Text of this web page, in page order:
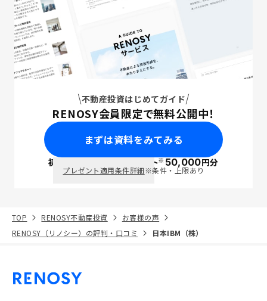
不動産投資はじめてガイド
RENOSY会員限定で無料公開中！
まずは資料をみてみる
初回面談で ポイント※50,000円分
プレゼント適用条件詳細※条件・上限あり
TOP RENOSY不動産投資
お客様の声
RENOSY（リノシー）の評判・口コミ
日本IBM（株）